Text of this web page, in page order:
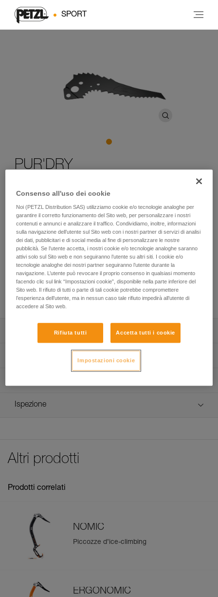
SPORT
PUR'DRY
Lama esclusivamente progettata per il dry tooling,
Progettata per le piccozze NOMIC e ERGONOMIC, la lama
PUR'DRY è esclusivamente destinata alla pratica del dry
tooling. Lo spessore della lama, 4 mm su tutta la lunghezza,
garantisce una grande robustezza in torsione. La geometria
dei denti, sulla parte inferiore, garantisce agganci efficaci e
migliora la stabilità della piccozza nei cambi di mano.
Dispone anche di denti di aggancio sulla parte superiore per
l’utilizzo in posizione rovesciata o per incastrare la lama nelle
fessure.
Esclusivamente progettata per la pratica del dry tooling:
- spessore di 4 mm su tutta la lunghezza per migliorare la
rigidità e la resistenza in torsione,
- denti di aggancio sulla parte superiore per le posizioni
Certificazione(i): CE, UIAA
Peso : 140 g
Scarica il pdf technical-notice-ice-axes-accessories-1
Ispezione
Altri prodotti
Prodotti correlati
NOMIC
Piccozze d’ice-climbing
ERGONOMIC
Consenso all'uso dei cookie
Noi (PETZL Distribution SAS) utilizziamo cookie e/o tecnologie analoghe per
garantire il corretto funzionamento del Sito web, per personalizzare i nostri
contenuti e annunci e analizzare il traffico. Condividiamo, inoltre, informazioni
sulla navigazione dell’utente sul Sito web con i nostri partner di servizi di analisi
dei dati, pubblicitari e di social media al fine di personalizzare le nostre
pubblicità. Se l’utente accetta, i nostri cookie e/o tecnologie analoghe saranno
attivi solo sul Sito web e non seguiranno l’utente su altri siti. I cookie e/o
tecnologie analoghe dei nostri partner seguiranno l’utente durante la
navigazione. L’utente può revocare il proprio consenso in qualsiasi momento
facendo clic sul link “Impostazioni cookie”, disponibile nella parte inferiore del
Sito web. Il rifiuto di tutti o parte di tali cookie potrebbe compromettere
l’esperienza dell’utente, ma in nessun caso tale rifiuto impedirà all’utente di
accedere al Sito web.
Rifiuta tutti Accetta tutti i cookie
Impostazioni cookie